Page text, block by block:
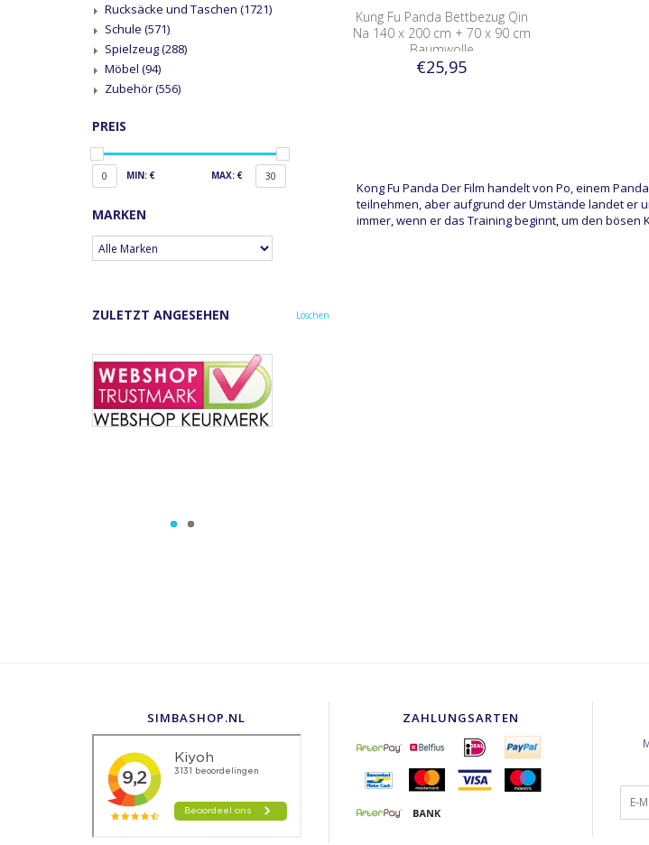
Rucksäcke und Taschen (1721)
Schule (571)
Spielzeug(288)
Möbel (94)
Zubehör(556)
PREIS
0 MIN: € MAX: € 30
MARKEN
ZULETZT ANGESEHEN Löschen
Kung Fu Panda Bettbezug Qin
Na 140 x 200 cm + 70 x 90 cm
Baumwolle
€25,95
Kong Fu Panda Der Film handelt von Po, einem
teilnehmen, aber aufgrund der Umstände landet er
immer, wenn er das Training beginnt, um den bösen
SIMBASHOP.NL ZAHLUNGSARTEN